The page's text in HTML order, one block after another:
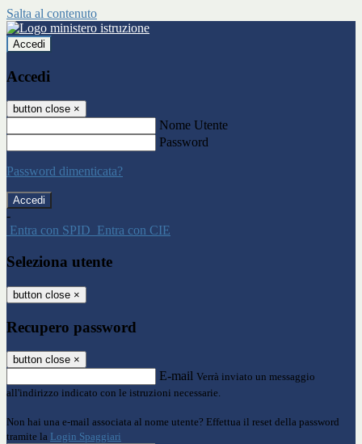
Salta al contenuto
Accedi
Accedi
button close ×
Nome Utente
Password
Password dimenticata?
-
Entra con SPID Entra con CIE
Seleziona utente
button close ×
Recupero password
button close ×
E-mail Verrà inviato un messaggio
all'indirizzo indicato con le istruzioni necessarie.
Non hai una e-mail associata al nome utente? Effettua il reset della password
tramite la Login Spaggiari